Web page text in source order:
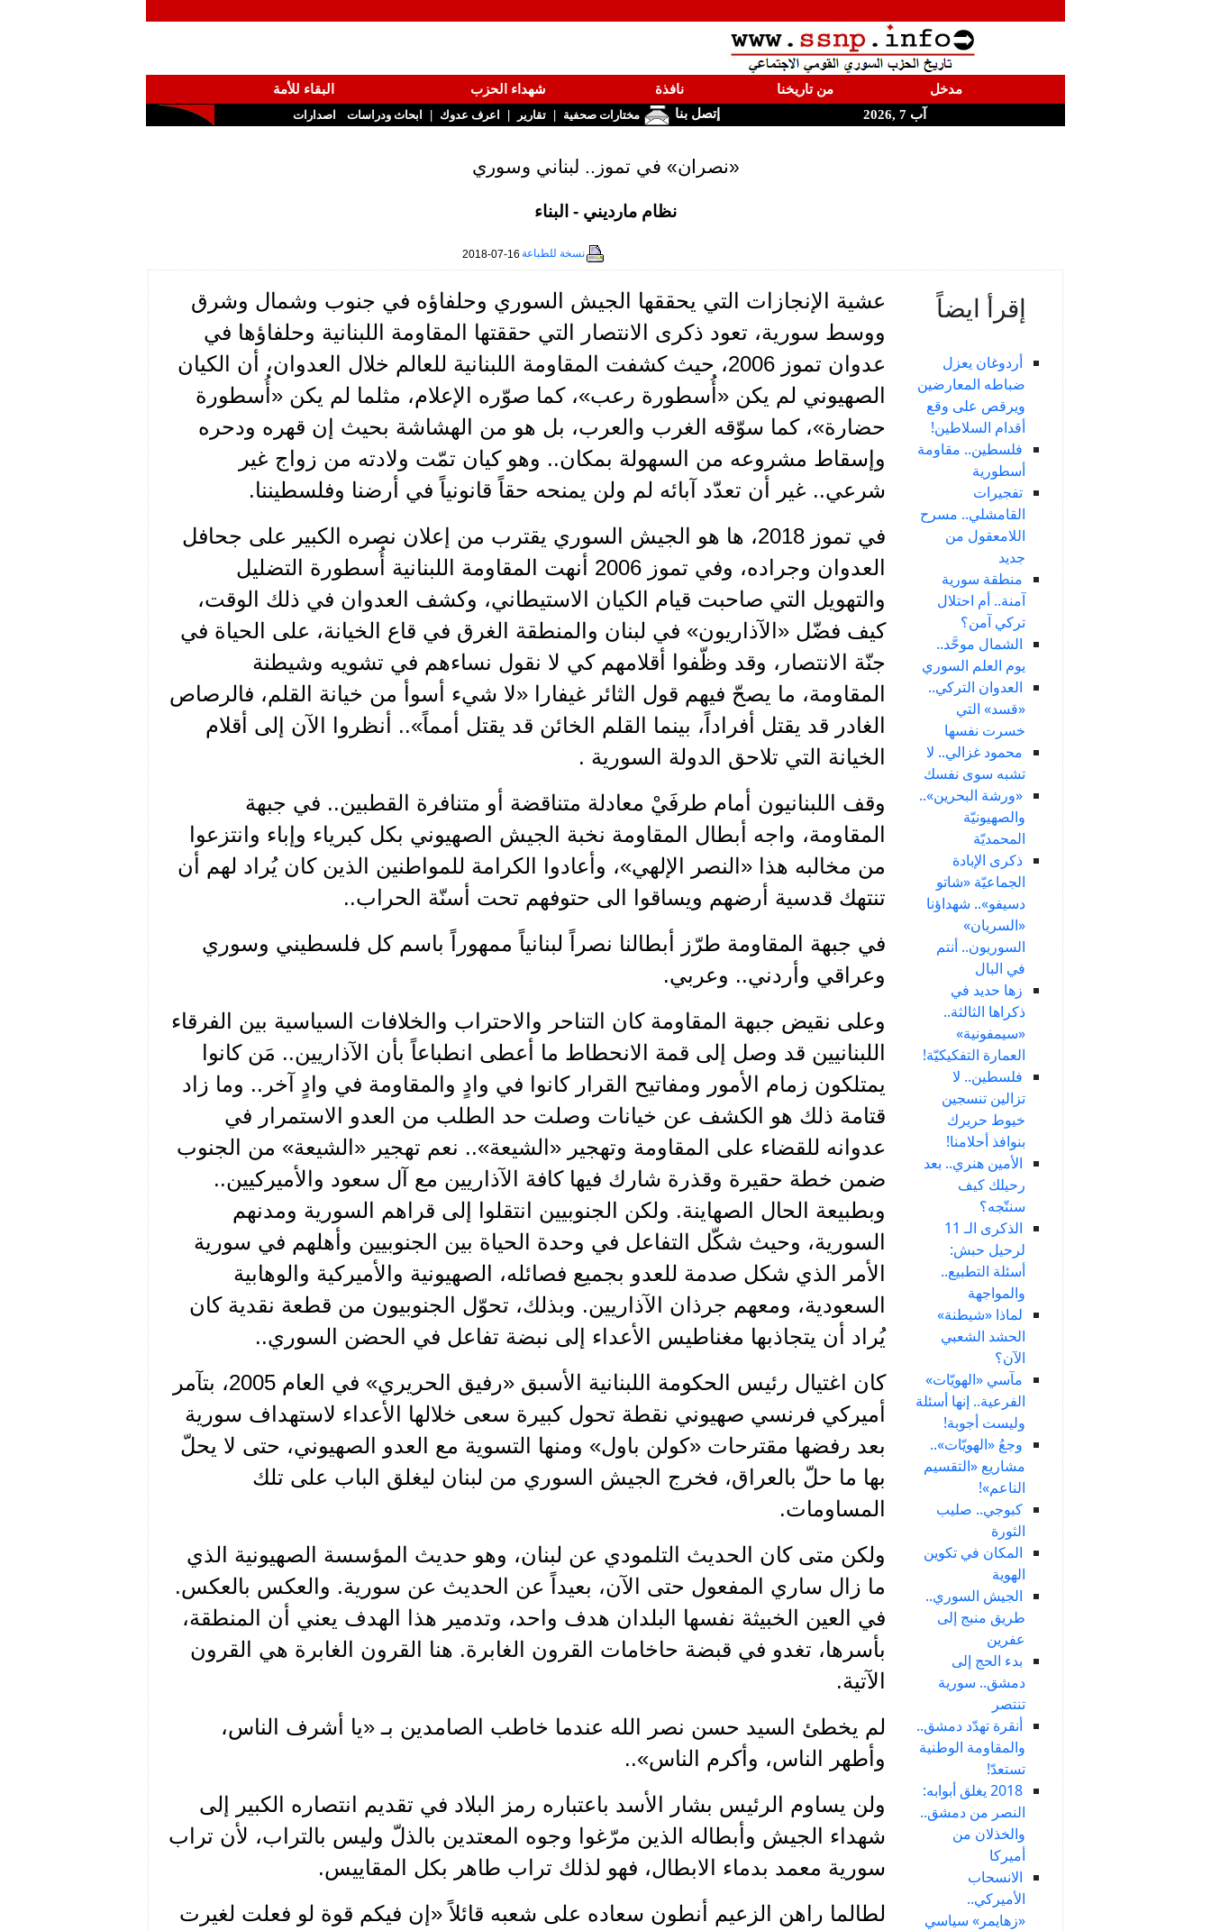
مدخل من تاريخنا نافذة شهداء الحزب
البقاء للأمة
آب 7 ,2026
إتصل بنا مختارات صحفية | تقارير | اعرف عدوك | ابحاث ودراسات اصدارات
«نصران» في تموز.. لبناني وسوري
نظام مارديني - البناء
نسخة للطباعة 2018-07-16
إقرأ ايضاً
أردوغان يعزل
ضباطه المعارضين
ويرقص على وقع
أقدام السلاطين!
فلسطين.. مقاومة
أسطورية
تفجيرات
القامشلي.. مسرح
اللامعقول من
جديد
منطقة سورية
آمنة.. أم احتلال
تركي آمن؟
الشمال موحَّد..
يوم العلم السوري
العدوان التركي..
«قسد» التي
خسرت نفسها
محمود غزالي.. لا
تشبه سوى نفسك
«ورشة البحرين»..
والصهيونيّة
المحمديّة
ذكرى الإبادة
الجماعيّة «شاتو
دسيفو».. شهداؤنا
«السريان»
السوريون.. أنتم
في البال
زها حديد في
ذكراها الثالثة..
«سيمفونية»
العمارة التفكيكيّة!
فلسطين.. لا
تزالين تنسجين
خيوط حريرك
بنوافذ أحلامنا!
الأمين هنري.. بعد
رحيلك كيف
سنتّجه؟
الذكرى الـ 11
لرحيل حبش:
أسئلة التطبيع..
والمواجهة
لماذا «شيطنة»
الحشد الشعبي
الآن؟
مآسي «الهويّات»
الفرعية.. إنها أسئلة
وليست أجوبة!
وجعُ «الهويّات»..
مشاريع «التقسيم
الناعم»!
كبوجي.. صليب
الثورة
المكان في تكوين
الهوية
الجيش السوري..
طريق منبج إلى
عفرين
بدء الحج إلى
دمشق.. سورية
تنتصر
أنقرة تهدّد دمشق..
والمقاومة الوطنية
تستعدّ!
2018 يغلق أبوابه:
النصر من دمشق..
والخذلان من
أميركا
الانسحاب
الأميركي..
«زهايمر» سياسي
عشية الإنجازات التي يحققها الجيش السوري وحلفاؤه في جنوب وشمال وشرق
ووسط سورية، تعود ذكرى الانتصار التي حققتها المقاومة اللبنانية وحلفاؤها في
عدوان تموز 2006، حيث كشفت المقاومة اللبنانية للعالم خلال العدوان، أن الكيان
الصهيوني لم يكن «أُسطورة رعب»، كما صوّره الإعلام، مثلما لم يكن «أُسطورة
حضارة»، كما سوّقه الغرب والعرب، بل هو من الهشاشة بحيث إن قهره ودحره
وإسقاط مشروعه من السهولة بمكان.. وهو كيان تمّت ولادته من زواج غير
شرعي.. غير أن تعدّد آبائه لم ولن يمنحه حقاً قانونياً في أرضنا وفلسطيننا.
في تموز 2018، ها هو الجيش السوري يقترب من إعلان نصره الكبير على جحافل
العدوان وجراده، وفي تموز 2006 أنهت المقاومة اللبنانية أُسطورة التضليل
والتهويل التي صاحبت قيام الكيان الاستيطاني، وكشف العدوان في ذلك الوقت،
كيف فضّل «الآذاريون» في لبنان والمنطقة الغرق في قاع الخيانة، على الحياة في
جنّة الانتصار، وقد وظّفوا أقلامهم كي لا نقول نساءهم في تشويه وشيطنة
المقاومة، ما يصحّ فيهم قول الثائر غيفارا «لا شيء أسوأ من خيانة القلم، فالرصاص
الغادر قد يقتل أفراداً، بينما القلم الخائن قد يقتل أمماً».. أنظروا الآن إلى أقلام
الخيانة التي تلاحق الدولة السورية .
وقف اللبنانيون أمام طرفَيْ معادلة متناقضة أو متنافرة القطبين.. في جبهة
المقاومة، واجه أبطال المقاومة نخبة الجيش الصهيوني بكل كبرياء وإباء وانتزعوا
من مخالبه هذا «النصر الإلهي»، وأعادوا الكرامة للمواطنين الذين كان يُراد لهم أن
تنتهك قدسية أرضهم ويساقوا الى حتوفهم تحت أسنّة الحراب..
في جبهة المقاومة طرّز أبطالنا نصراً لبنانياً ممهوراً باسم كل فلسطيني وسوري
وعراقي وأردني.. وعربي.
وعلى نقيض جبهة المقاومة كان التناحر والاحتراب والخلافات السياسية بين الفرقاء
اللبنانيين قد وصل إلى قمة الانحطاط ما أعطى انطباعاً بأن الآذاريين.. مَن كانوا
يمتلكون زمام الأمور ومفاتيح القرار كانوا في وادٍ والمقاومة في وادٍ آخر.. وما زاد
قتامة ذلك هو الكشف عن خيانات وصلت حد الطلب من العدو الاستمرار في
عدوانه للقضاء على المقاومة وتهجير «الشيعة».. نعم تهجير «الشيعة» من الجنوب
ضمن خطة حقيرة وقذرة شارك فيها كافة الآذاريين مع آل سعود والأميركيين..
وبطبيعة الحال الصهاينة. ولكن الجنوبيين انتقلوا إلى قراهم السورية ومدنهم
السورية، وحيث شكّل التفاعل في وحدة الحياة بين الجنوبيين وأهلهم في سورية
الأمر الذي شكل صدمة للعدو بجميع فصائله، الصهيونية والأميركية والوهابية
السعودية، ومعهم جرذان الآذاريين. وبذلك، تحوّل الجنوبيون من قطعة نقدية كان
يُراد أن يتجاذبها مغناطيس الأعداء إلى نبضة تفاعل في الحضن السوري..
كان اغتيال رئيس الحكومة اللبنانية الأسبق «رفيق الحريري» في العام 2005، بتآمر
أميركي فرنسي صهيوني نقطة تحول كبيرة سعى خلالها الأعداء لاستهداف سورية
بعد رفضها مقترحات «كولن باول» ومنها التسوية مع العدو الصهيوني، حتى لا يحلّ
بها ما حلّ بالعراق، فخرج الجيش السوري من لبنان ليغلق الباب على تلك
المساومات.
ولكن متى كان الحديث التلمودي عن لبنان، وهو حديث المؤسسة الصهيونية الذي
ما زال ساري المفعول حتى الآن، بعيداً عن الحديث عن سورية. والعكس بالعكس.
في العين الخبيثة نفسها البلدان هدف واحد، وتدمير هذا الهدف يعني أن المنطقة،
بأسرها، تغدو في قبضة حاخامات القرون الغابرة. هنا القرون الغابرة هي القرون
الآتية.
لم يخطئ السيد حسن نصر الله عندما خاطب الصامدين بـ «يا أشرف الناس،
وأطهر الناس، وأكرم الناس»..
ولن يساوم الرئيس بشار الأسد باعتباره رمز البلاد في تقديم انتصاره الكبير إلى
شهداء الجيش وأبطاله الذين مرّغوا وجوه المعتدين بالذلّ وليس بالتراب، لأن تراب
سورية معمد بدماء الابطال، فهو لذلك تراب طاهر بكل المقاييس.
لطالما راهن الزعيم أنطون سعاده على شعبه قائلاً «إن فيكم قوة لو فعلت لغيرت